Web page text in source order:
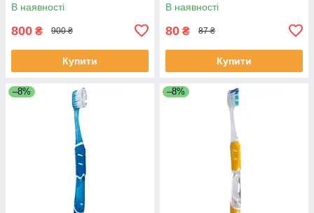
В наявності
800 ₴ 900 ₴
Купити
В наявності
80 ₴ 87 ₴
Купити
–8% –8%